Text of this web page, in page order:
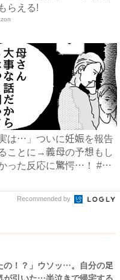
らえる!
実は…」ついに妊娠を報告
ことに→義母の予想もし
った反応に驚愕…！ #
Recommended by
の！？」ウソッ…。自分の足